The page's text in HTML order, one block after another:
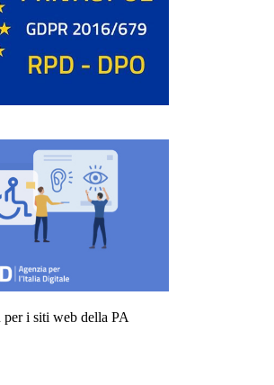
i siti web della PA